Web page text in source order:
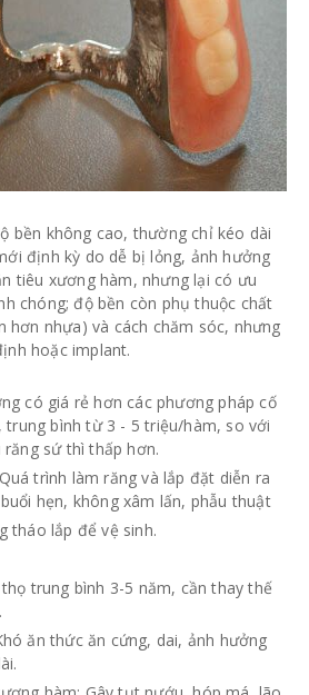
bền không cao, thường chỉ kéo dài
định kỳ do dễ bị lỏng, ảnh hưởng
tiêu xương hàm, nhưng lại có ưu
chóng; độ bền còn phụ thuộc chất
hơn nhựa) và cách chăm sóc, nhưng
hoặc implant.
có giá rẻ hơn các phương pháp cố
trung bình từ 3 - 5 triệu/hàm, so với
sứ thì thấp hơn.
trình làm răng và lắp đặt diễn ra
hẹn, không xâm lấn, phẫu thuật
tháo lắp để vệ sinh.
trung bình 3-5 năm, cần thay thế
ăn thức ăn cứng, dai, ảnh hưởng